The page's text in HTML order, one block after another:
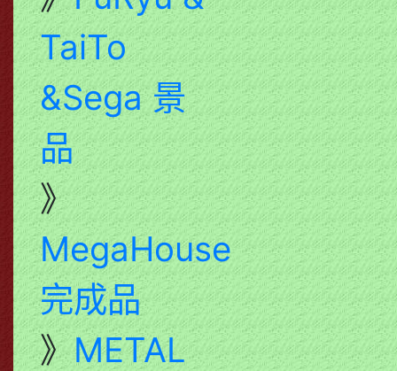
TaiTo
&Sega 景
品
》
MegaHouse
完成品
》METAL